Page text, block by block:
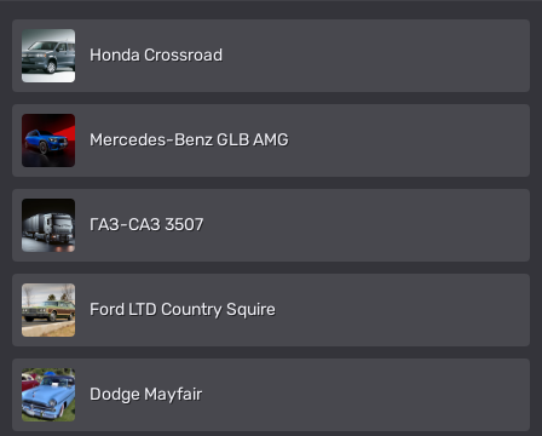
Honda Crossroad
Mercedes-Benz GLB AMG
ГАЗ-САЗ 3507
Ford LTD Country Squire
Dodge Mayfair